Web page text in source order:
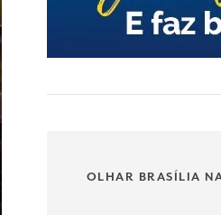
OLHAR BRASÍLIA